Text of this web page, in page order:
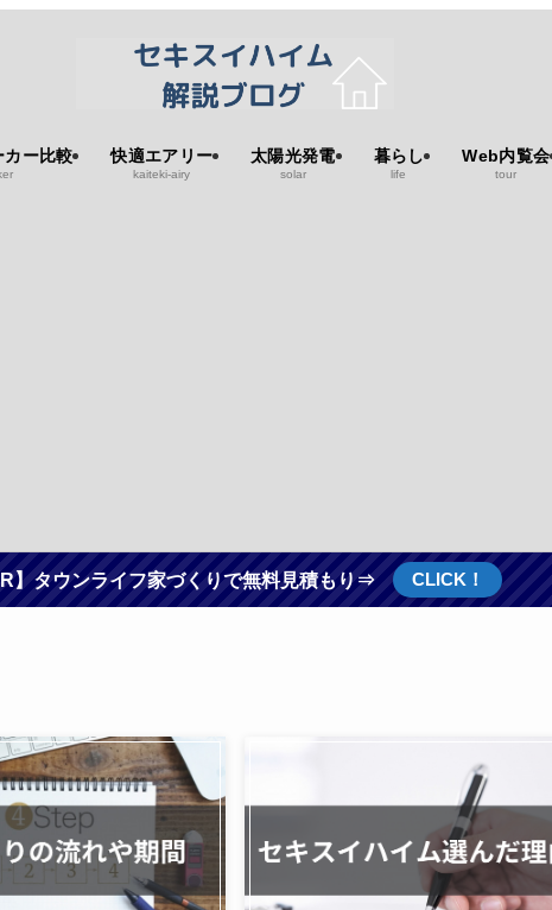
カー比較 快適エアリー
kaiteki-airy
太陽光発電
solar
暮らし
life
Web内覧会
tour
】タウンライフ家づくりで無料見積もり⇒ CLICK！